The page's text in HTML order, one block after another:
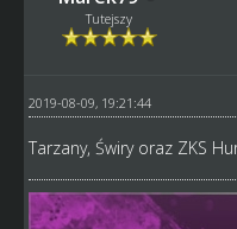
Tutejszy
2019-08-09, 19:21:44
Tarzany, Świry oraz ZKS